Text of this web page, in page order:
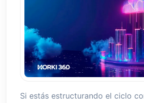
Si estás estructurando el ciclo